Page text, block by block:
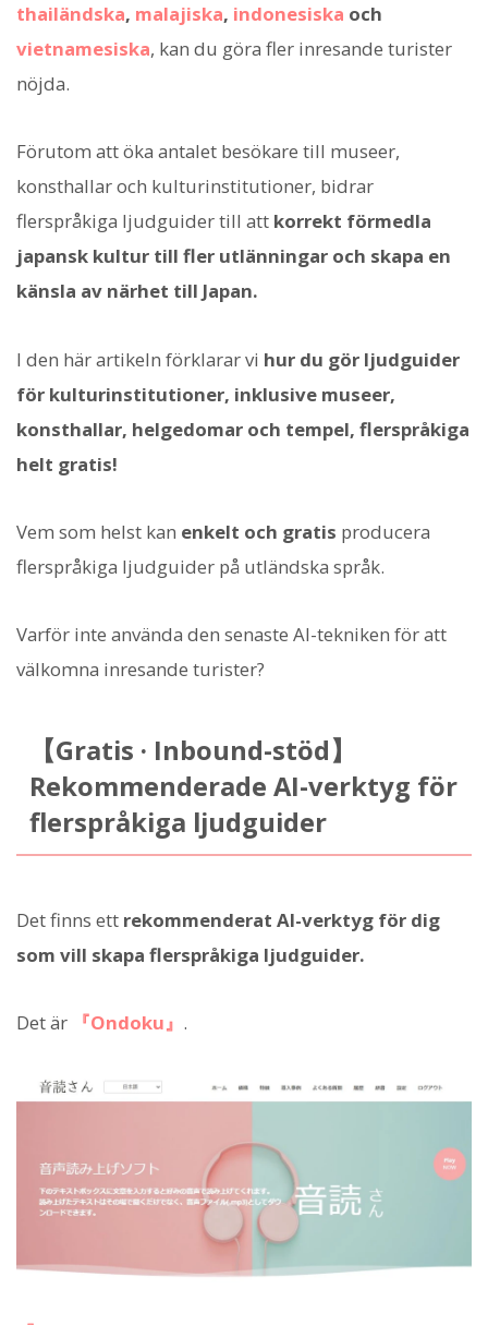
thailändska, malajiska, indonesiska och
vietnamesiska, kan du göra fler inresande turister
nöjda.
Förutom att öka antalet besökare till museer,
konsthallar och kulturinstitutioner, bidrar
flerspråkiga ljudguider till att korrekt förmedla
japansk kultur till fler utlänningar och skapa en
känsla av närhet till Japan.
I den här artikeln förklarar vi hur du gör ljudguider
för kulturinstitutioner, inklusive museer,
konsthallar, helgedomar och tempel, flerspråkiga
helt gratis!
Vem som helst kan enkelt och gratis producera
flerspråkiga ljudguider på utländska språk.
Varför inte använda den senaste AI-tekniken för att
välkomna inresande turister?
【Gratis · Inbound-stöd】
Rekommenderade AI-verktyg för
flerspråkiga ljudguider
Det finns ett rekommenderat AI-verktyg för dig
som vill skapa flerspråkiga ljudguider.
Det är 『Ondoku』 .